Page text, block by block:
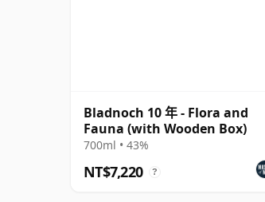
Bladnoch 10 年 - Flora and
Fauna (with Wooden Box)
700ml • 43%
NT$7,220 ?